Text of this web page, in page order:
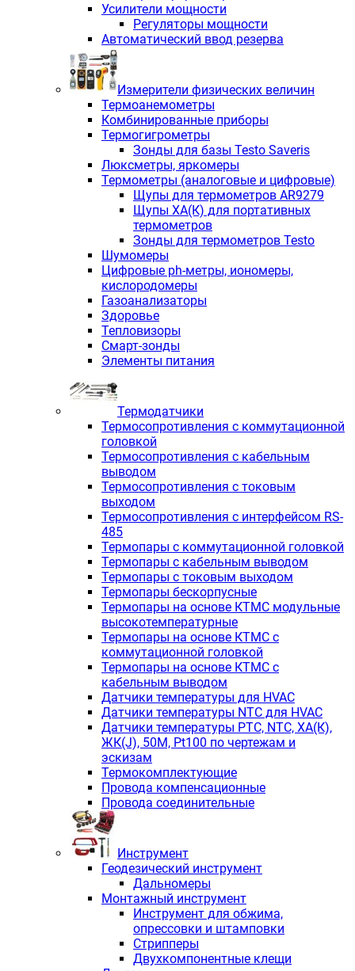
Усилители мощности
Регуляторы мощности
Автоматический ввод резерва
Измерители физических величин
Термоанемометры
Комбинированные приборы
Термогигрометры
Зонды для базы Testo Saveris
Люксметры, яркомеры
Термометры (аналоговые и цифровые)
Щупы для термометров AR9279
Щупы ХА(К) для портативных
термометров
Зонды для термометров Testo
Шумомеры
Цифровые ph-метры, иономеры,
кислородомеры
Газоанализаторы
Здоровье
Тепловизоры
Смарт-зонды
Элементы питания
Термодатчики
Термосопротивления с коммутационной
головкой
Термосопротивления с кабельным
выводом
Термосопротивления с токовым
выходом
Термосопротивления с интерфейсом RS-
485
Термопары с коммутационной головкой
Термопары с кабельным выводом
Термопары с токовым выходом
Термопары бескорпусные
Термопары на основе КТМС модульные
высокотемпературные
Термопары на основе КТМС с
коммутационной головкой
Термопары на основе КТМС с
кабельным выводом
Датчики температуры для HVAC
Датчики температуры NTC для HVAC
Датчики температуры PTС, NTC, ХА(К),
ЖК(J), 50М, Pt100 по чертежам и
эскизам
Термокомплектующие
Провода компенсационные
Провода соединительные
Инструмент
Геодезический инструмент
Дальномеры
Монтажный инструмент
Инструмент для обжима,
опрессовки и штамповки
Стрипперы
Двухкомпонентные клещи